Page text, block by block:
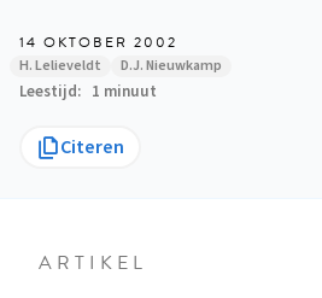
14 OKTOBER 2002
H. Lelieveldt D.J. Nieuwkamp
Leestijd 1 minuut
Citeren
ARTIKEL